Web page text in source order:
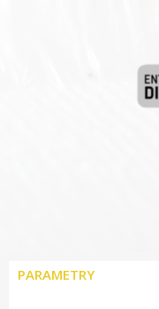
PARAMETRY